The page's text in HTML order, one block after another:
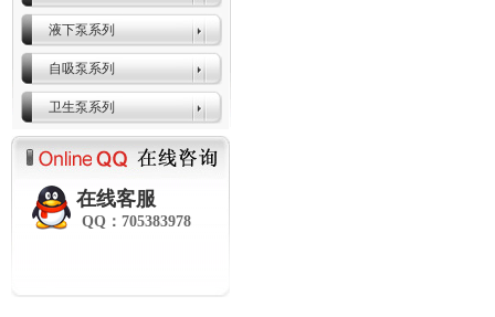
液下泵系列
自吸泵系列
卫生泵系列
在线客服
QQ：705383978